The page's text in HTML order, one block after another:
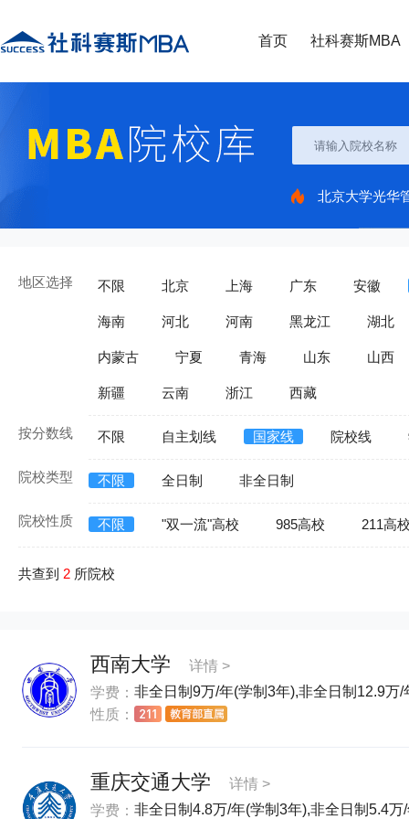
首页 社科赛斯MBA
北京大学光华
地区选择 不限 北京 上海 广东 安徽
海南 河北 河南 黑龙江 湖北
内蒙古 宁夏 青海 山东 山西
新疆 云南 浙江 西藏
按分数线 不限 自主划线 国家线 院校线
院校类型 不限 全日制 非全日制
院校性质 不限 "双一流"高校 985高校 211高
共查到 2 所院校
西南大学
详情 >
学费： 非全日制9万/年(学制3年),非全日制12.9万
性质：
重庆交通大学
详情 >
学费： 非全日制4.8万/年(学制3年),非全日制5.4